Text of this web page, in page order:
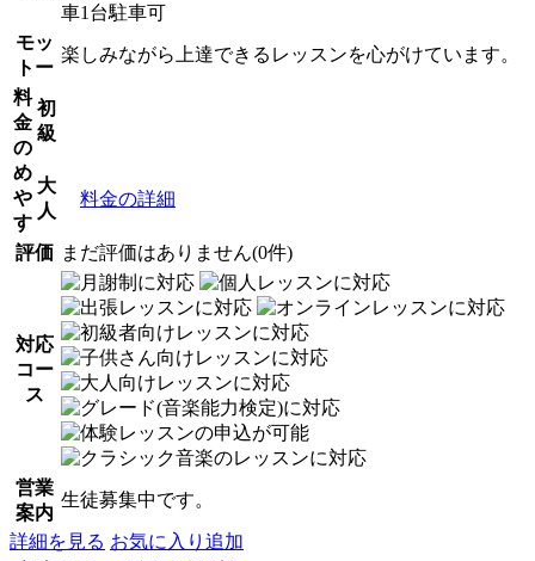
車1台駐車可
モッ
トー
楽しみながら上達できるレッスンを心がけています。
料
金
の
め
や
す
初
級
大
人
料金の詳細
評価 まだ評価はありません(0件)
対応
コー
ス
営業
案内
生徒募集中です。
詳細を見る お気に入り追加